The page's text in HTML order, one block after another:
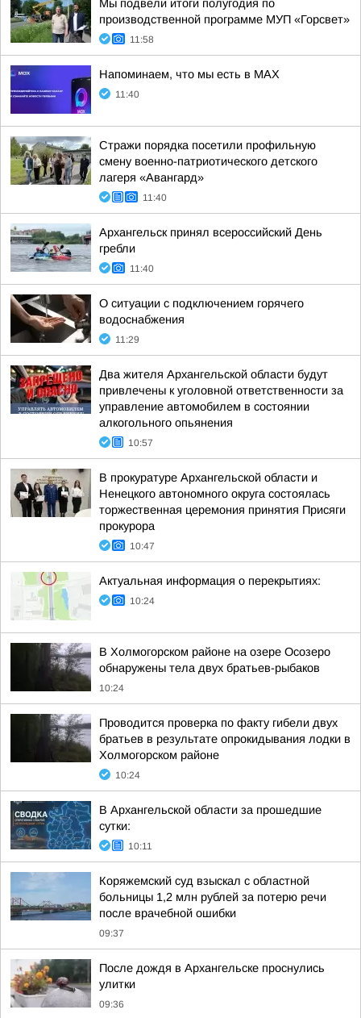
Мы подвели итоги полугодия по
производственной программе МУП «Горсвет»
11:58
Напоминаем, что мы есть в МАХ
11:40
Стражи порядка посетили профильную
смену военно-патриотического детского
лагеря «Авангард»
11:40
Архангельск принял всероссийский День
гребли
11:40
О ситуации с подключением горячего
водоснабжения
11:29
Два жителя Архангельской области будут
привлечены к уголовной ответственности за
управление автомобилем в состоянии
алкогольного опьянения
10:57
В прокуратуре Архангельской области и
Ненецкого автономного округа состоялась
торжественная церемония принятия Присяги
прокурора
10:47
Актуальная информация о перекрытиях:
10:24
В Холмогорском районе на озере Осозеро
обнаружены тела двух братьев-рыбаков
10:24
Проводится проверка по факту гибели двух
братьев в результате опрокидывания лодки в
Холмогорском районе
10:24
В Архангельской области за прошедшие
сутки:
10:11
Коряжемский суд взыскал с областной
больницы 1,2 млн рублей за потерю речи
после врачебной ошибки
09:37
После дождя в Архангельске проснулись
улитки
09:36